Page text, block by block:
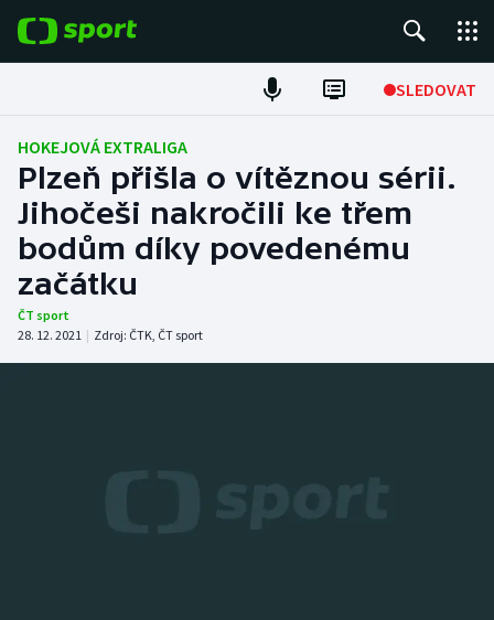
SLEDOVAT
Fotbal
Hokej
Tenis
Atletika
HOKEJOVÁ EXTRALIGA
Plzeň přišla o vítěznou sérii.
Jihočeši nakročili ke třem
bodům díky povedenému
začátku
ČT sport
28. 12. 2021 | Zdroj: ČTK, ČT sport